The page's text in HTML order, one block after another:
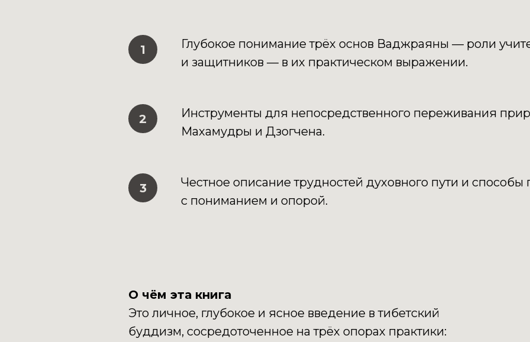
Глубокое понимание трёх основ Ваджраяны — роли
и защитников — в их практическом выражении.
Инструменты для непосредственного переживания
Махамудры и Дзогчена.
Честное описание трудностей духовного пути и способы
с пониманием и опорой.
О чём эта книга
Это личное, глубокое и ясное введение в тибетский
буддизм, сосредоточенное на трёх опорах практики: